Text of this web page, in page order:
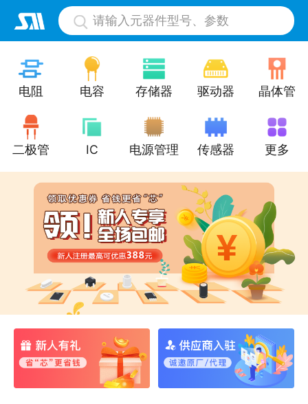
请输入元器件型号、参数
电阻 电容 存储器 驱动器 晶体管
二极管 IC 电源管理 传感器 更多